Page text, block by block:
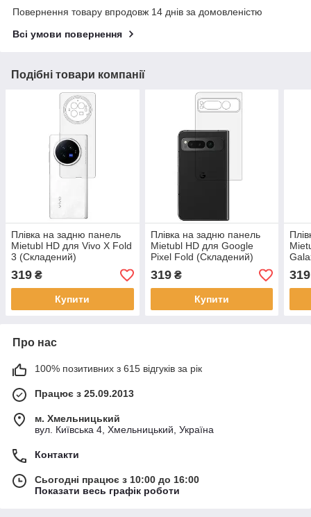
Повернення товару впродовж 14 днів за домовленістю
Всі умови повернення
Подібні товари компанії
Плівка на задню панель
Mietubl HD для Vivo X Fold
3 (Складений)
319 ₴
Купити
Плівка на задню панель
Mietubl HD для Google
Pixel Fold (Складений)
319₴
Купити
319
Про нас
100% позитивних з 615 відгуків за рік
Працює з 25.09.2013
м. Хмельницький
вул. Київська 4, Хмельницький, Україна
Контакти
Сьогодні працює з 10:00 до 16:00
Показати весь графік роботи